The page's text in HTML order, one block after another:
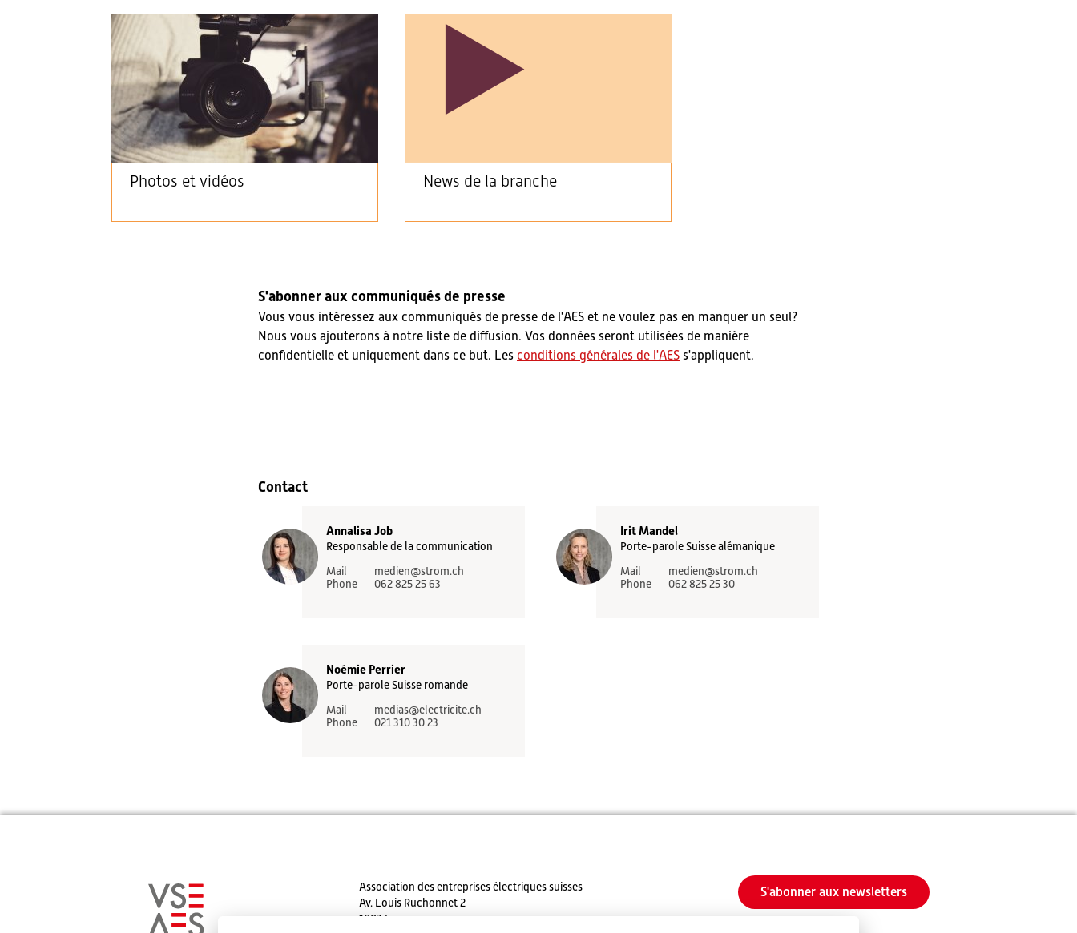
Photos et vidéos News de la branche
S'abonner aux communiqués de presse
Vous vous intéressez aux communiqués de presse de l'AES et ne voulez pas en manquer un seul?
Nous vous ajouterons à notre liste de diffusion. Vos données seront utilisées de manière
confidentielle et uniquement dans ce but. Les conditions générales de l'AES s'appliquent.
Contact
Annalisa Job
Responsable de la communication
Mail
medien@strom.ch
Phone
062 825 25 63
Irit Mandel
Porte-parole Suisse alémanique
Mail
medien@strom.ch
Phone
062 825 25 30
Noémie Perrier
Porte-parole Suisse romande
Mail
medias@electricite.ch
Phone
021 310 30 23
Association des entreprises électriques suisses
Av. Louis Ruchonnet 2
1003 Lausanne
S'abonner aux newsletters